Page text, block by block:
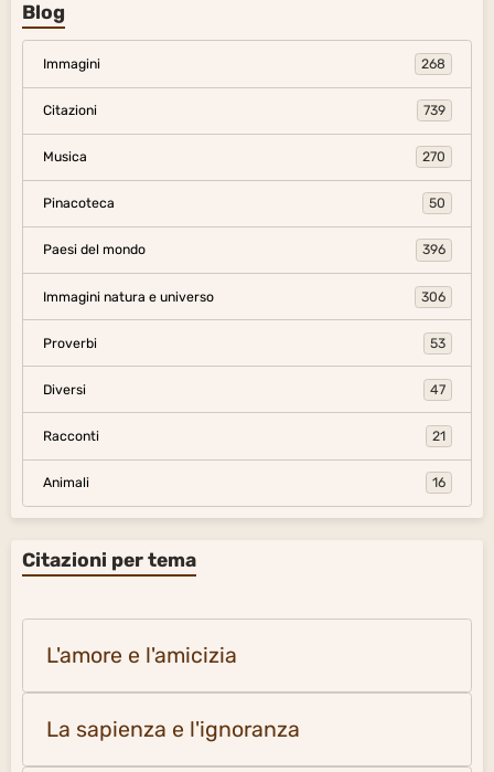
Blog
Immagini 268
Citazioni 739
Musica 270
Pinacoteca 50
Paesi del mondo 396
Immagini natura e universo 306
Proverbi 53
Diversi 47
Racconti 21
Animali 16
Citazioni per tema
L'amore e l'amicizia
La sapienza e l'ignoranza